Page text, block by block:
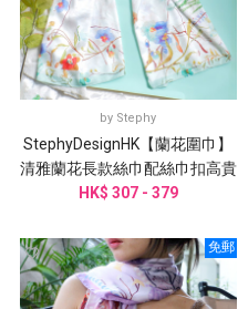
by Stephy
StephyDesignHK【蘭花圍巾】
清雅蘭花長款絲巾配絲巾扣高貴
禮盒
HK$ 307 - 379
免郵